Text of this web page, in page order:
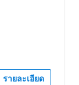
รายละเอียด